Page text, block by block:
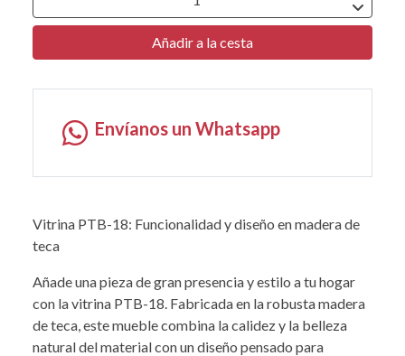
Añadir a la cesta
Envíanos un Whatsapp
Vitrina PTB-18: Funcionalidad y diseño en madera de
teca
Añade una pieza de gran presencia y estilo a tu hogar
con la vitrina PTB-18. Fabricada en la robusta madera
de teca, este mueble combina la calidez y la belleza
natural del material con un diseño pensado para